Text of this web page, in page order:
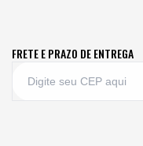
FRETE E PRAZO DE ENTREGA